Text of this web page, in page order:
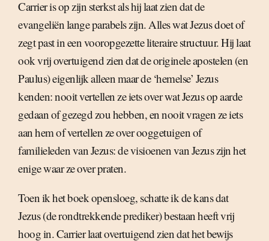
Carrier is op zijn sterkst als hij laat zien dat de
evangeliën lange parabels zijn. Alles wat Jezus doet of
zegt past in een vooropgezette literaire structuur. Hij laat
ook vrij overtuigend zien dat de originele apostelen (en
Paulus) eigenlijk alleen maar de ‘hemelse’ Jezus
kenden: nooit vertellen ze iets over wat Jezus op aarde
gedaan of gezegd zou hebben, en nooit vragen ze iets
aan hem of vertellen ze over ooggetuigen of
familieleden van Jezus: de visioenen van Jezus zijn het
enige waar ze over praten.
Toen ik het boek opensloeg, schatte ik de kans dat
Jezus (de rondtrekkende prediker) bestaan heeft vrij
hoog in. Carrier laat overtuigend zien dat het bewijs